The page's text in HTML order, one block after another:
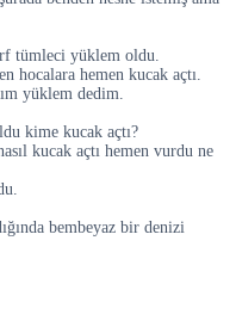
tümleci yüklem oldu.
hocalara hemen kucak açtı.
yüklem dedim.
kime kucak açtı?
kucak açtı hemen vurdu ne
bembeyaz bir denizi